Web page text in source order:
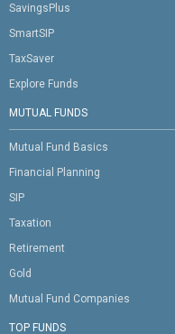
SavingsPlus
SmartSIP
TaxSaver
Explore Funds
MUTUAL FUNDS
Mutual Fund Basics
Financial Planning
SIP
Taxation
Retirement
Gold
Mutual Fund Companies
TOP FUNDS